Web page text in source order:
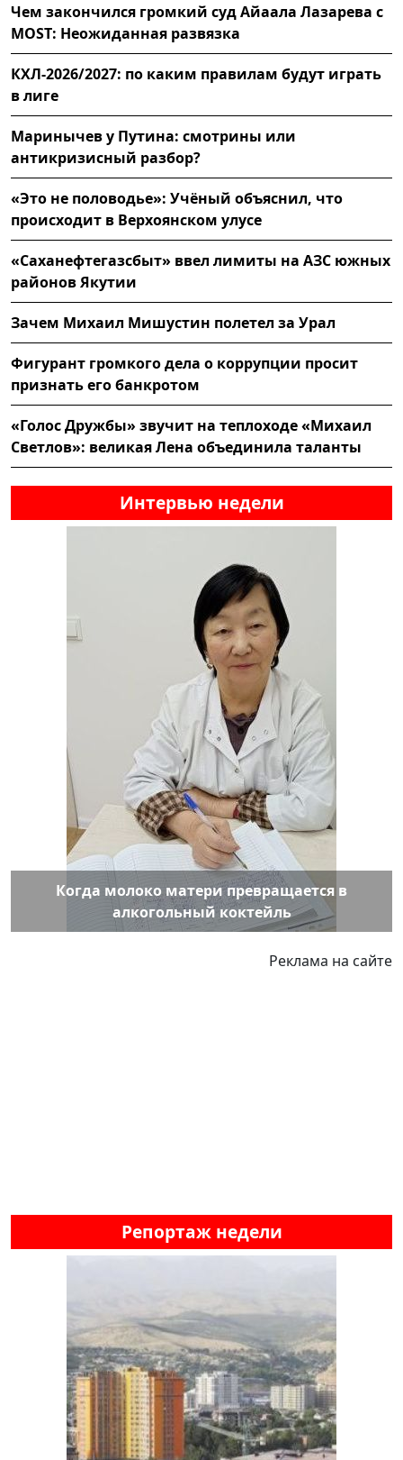
Чем закончился громкий суд Айаала Лазарева с
MOST: Неожиданная развязка
КХЛ-2026/2027: по каким правилам будут играть
в лиге
Маринычев у Путина: смотрины или
антикризисный разбор?
«Это не половодье»: Учёный объяснил, что
происходит в Верхоянском улусе
«Саханефтегазсбыт» ввел лимиты на АЗС южных
районов Якутии
Зачем Михаил Мишустин полетел за Урал
Фигурант громкого дела о коррупции просит
признать его банкротом
«Голос Дружбы» звучит на теплоходе «Михаил
Светлов»: великая Лена объединила таланты
Интервью недели
Когда молоко матери превращается в
алкогольный коктейль
Реклама на сайте
Репортаж недели